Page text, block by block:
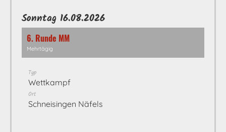
Sonntag 16.08.2026
6. Runde MM
Mehrtägig
Typ
Wettkampf
Ort
Schneisingen Näfels